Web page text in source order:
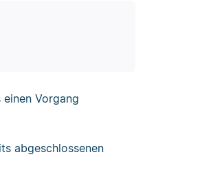
Vorgang
abgeschlossenen